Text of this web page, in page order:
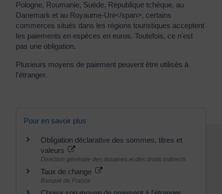
Pologne, Roumanie, Suède, République tchèque, au
Danemark et au Royaume-Uni</span>, certains
commerces situés dans les régions touristiques acceptent
les paiements en espèces en euros. Toutefois, ce n'est
pas une obligation.
Plusieurs moyens de paiement peuvent être utilisés à
l'étranger.
Pour en savoir plus
Obligation déclarative des sommes, titres et
valeurs
Direction générale des douanes et des droits indirects
Taux de change
Banque de France